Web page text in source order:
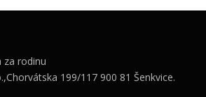
za rodinu
199/117 900 81 Šenkvice.